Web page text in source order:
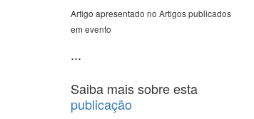
Artigo apresentado no Artigos publicados
em evento
...
Saiba mais sobre esta
publicação